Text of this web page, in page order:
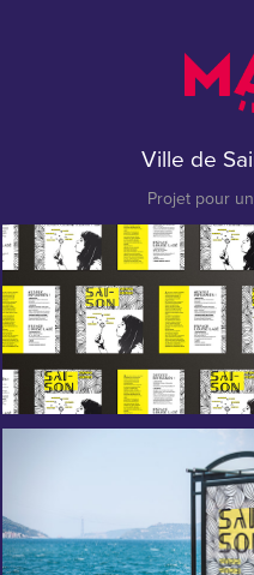
Ville de
Projet pour